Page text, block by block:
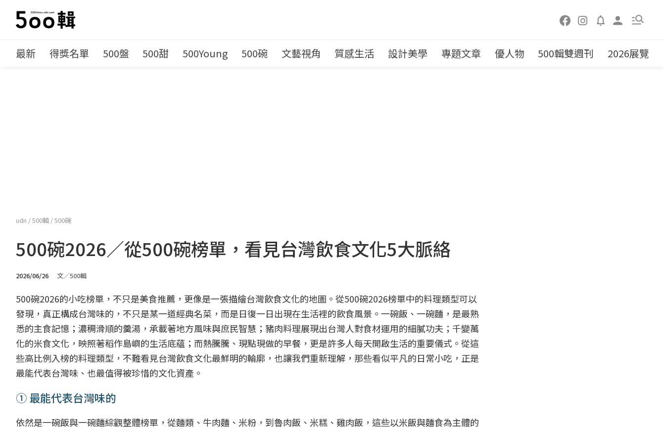
最新 得獎名單 500盤 500甜 500Young 500碗 文藝視角 質感生活 設計美學 專題文章 優人物 500輯雙週刊 2026展覽
udn /500輯 /500碗
500碗2026／從500碗榜單，看見台灣飲食文化5大脈絡
2026/06/26 文／500輯
500碗2026的小吃榜單，不只是美食推薦，更像是一張描繪台灣飲食文化的地圖。從500碗2026榜單中的料理類型可以
發現，真正構成台灣味的，不只是某一道經典名菜，而是日復一日出現在生活裡的飲食風景。一碗飯、一碗麵，是最熟
悉的主食記憶；濃稠滑順的羹湯，承載著地方風味與庶民智慧；豬肉料理展現出台灣人對食材運用的細膩功夫；千變萬
化的米食文化，映照著稻作島嶼的生活底蘊；而熱騰騰、現點現做的早餐，更是許多人每天開啟生活的重要儀式。從這
些高比例入榜的料理類型，不難看見台灣飲食文化最鮮明的輪廓，也讓我們重新理解，那些看似平凡的日常小吃，正是
最能代表台灣味、也最值得被珍惜的文化資產。
① 最能代表台灣味的
依然是一碗飯與一碗麵綜觀整體榜單，從麵類、牛肉麵、米粉，到魯肉飯、米糕、雞肉飯，這些以米飯與麵食為主體的